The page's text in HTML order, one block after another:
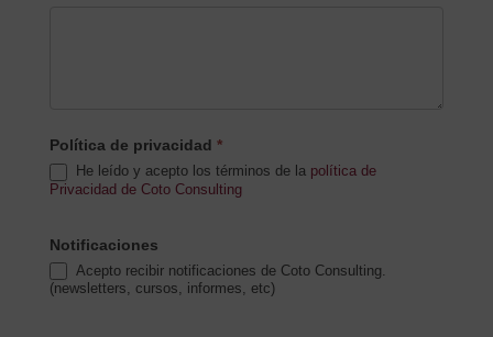
Política de privacidad *
He leído y acepto los términos de la política de
Privacidad de Coto Consulting
Notificaciones
Acepto recibir notificaciones de Coto Consulting.
(newsletters, cursos, informes, etc)